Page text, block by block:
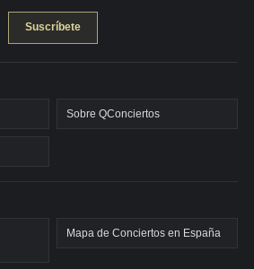
Suscríbete
Sobre QConciertos
Mapa de Conciertos en España